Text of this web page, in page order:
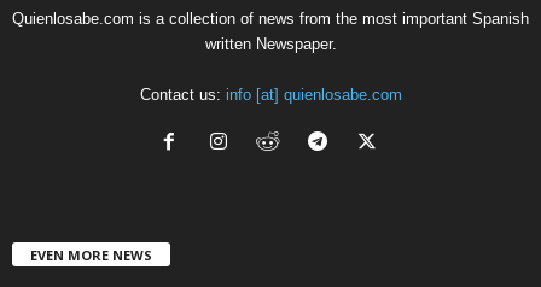
Quienlosabe.com is a collection of news from the most important Spanish
written Newspaper.
Contact us: info [at] quienlosabe.com
EVEN MORE NEWS